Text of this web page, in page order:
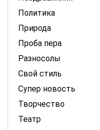
Политика
Природа
Проба пера
Разносолы
Свой стиль
Супер новость
Творчество
Театр